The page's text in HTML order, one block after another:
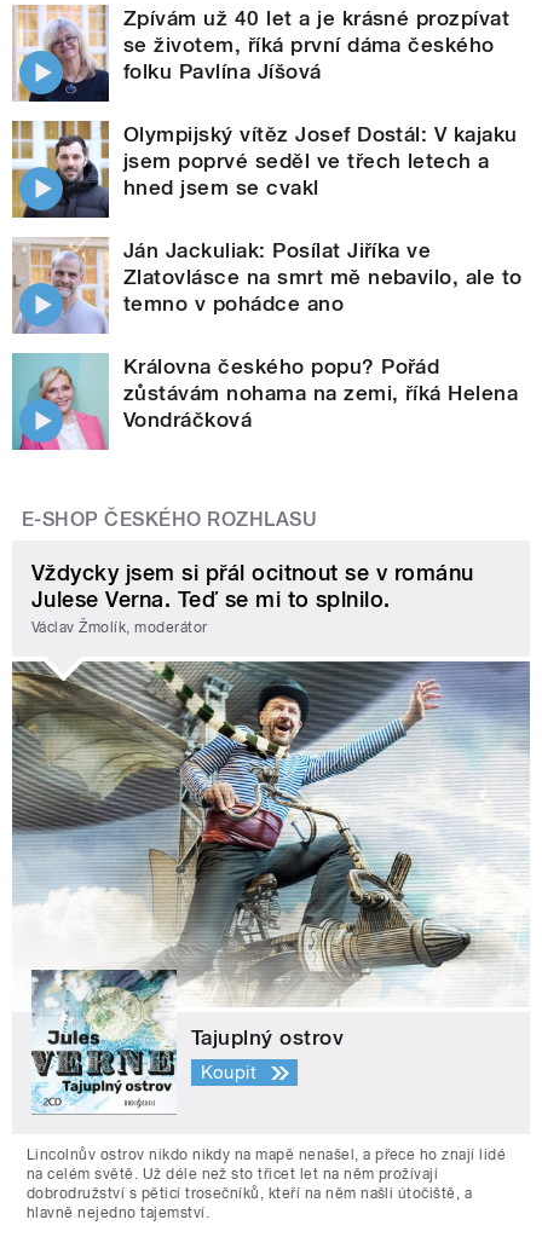
Zpívám už 40 let a je krásné prozpívat
se životem, říká první dáma českého
folku Pavlína Jíšová
Olympijský vítěz Josef Dostál: V kajaku
jsem poprvé seděl ve třech letech a
hned jsem se cvakl
Ján Jackuliak: Posílat Jiříka ve
Zlatovlásce na smrt mě nebavilo, ale to
temno v pohádce ano
Královna českého popu? Pořád
zůstávám nohama na zemi, říká Helena
Vondráčková
E-SHOP ČESKÉHO ROZHLASU
Vždycky jsem si přál ocitnout se v románu
Julese Verna. Teď se mi to splnilo.
Václav Žmolík, moderátor
Tajuplný ostrov
Koupit
Lincolnův ostrov nikdo nikdy na mapě nenašel, a přece ho znají lidé
na celém světě. Už déle než sto třicet let na něm prožívají
dobrodružství s pěticí trosečníků, kteří na něm našli útočiště, a
hlavně nejedno tajemství.